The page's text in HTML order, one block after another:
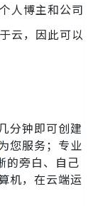
人博主和公司
云，因此可以
分钟即可创建
您服务；专业
的旁白、自己
机，在云端运